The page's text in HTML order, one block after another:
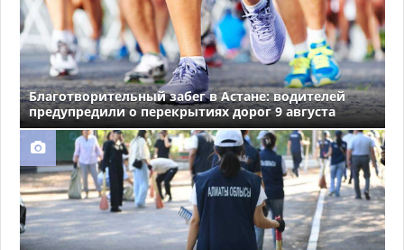
Благотворительный забег в Астане: водителей
предупредили о перекрытиях дорог 9 августа